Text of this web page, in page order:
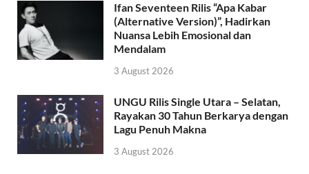
Ifan Seventeen Rilis “Apa Kabar
(Alternative Version)”, Hadirkan
Nuansa Lebih Emosional dan
Mendalam
3 August 2026
UNGU Rilis Single Utara – Selatan,
Rayakan 30 Tahun Berkarya dengan
Lagu Penuh Makna
3 August 2026